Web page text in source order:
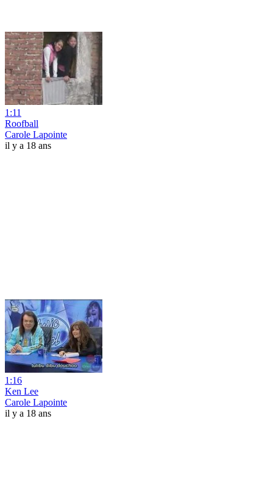
1:11
Roofball
Carole Lapointe
il y a 18 ans
1:16
Ken Lee
Carole Lapointe
il y a 18 ans